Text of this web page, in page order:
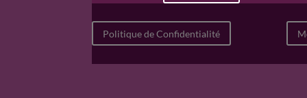
Politique de Confidentialité